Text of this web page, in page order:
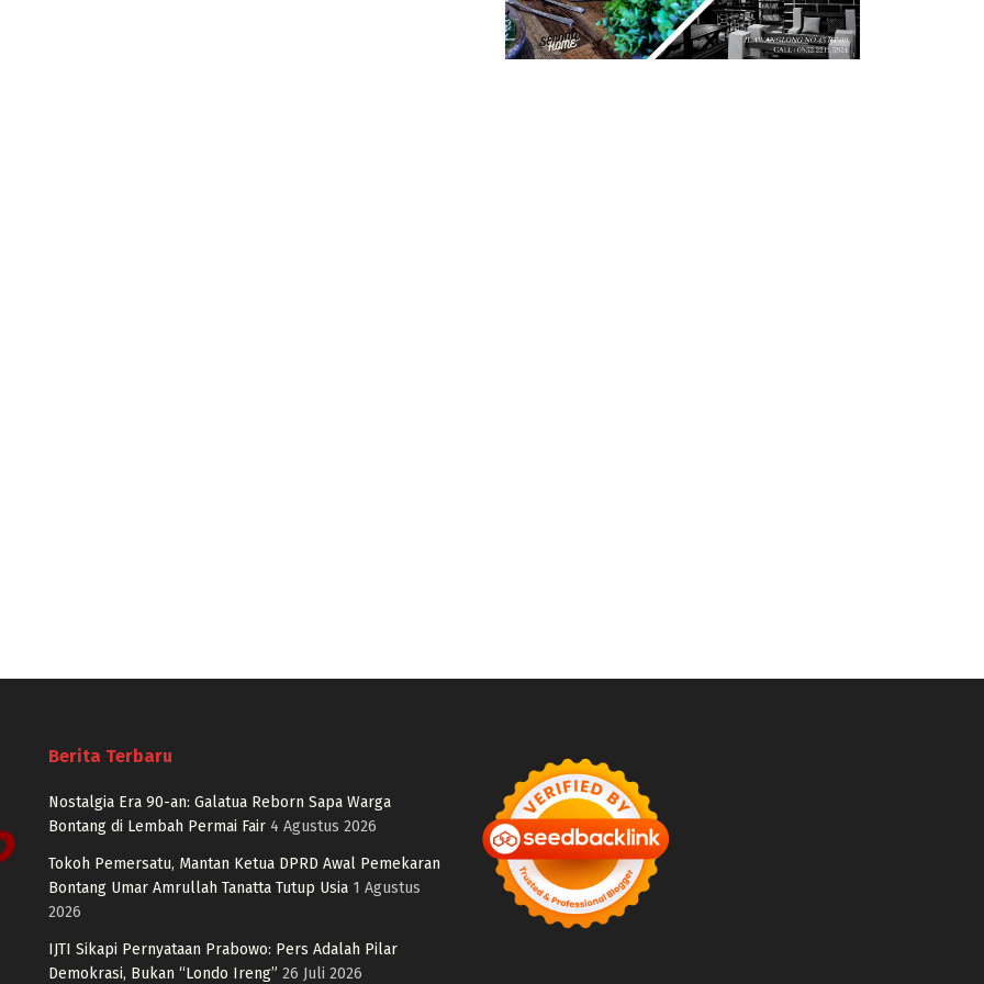
Berita Terbaru
Nostalgia Era 90-an: Galatua Reborn Sapa Warga
Bontang di Lembah Permai Fair 4 Agustus 2026
Tokoh Pemersatu, Mantan Ketua DPRD Awal Pemekaran
Bontang Umar Amrullah Tanatta Tutup Usia 1 Agustus
2026
IJTI Sikapi Pernyataan Prabowo: Pers Adalah Pilar
Demokrasi, Bukan “Londo Ireng” 26 Juli 2026